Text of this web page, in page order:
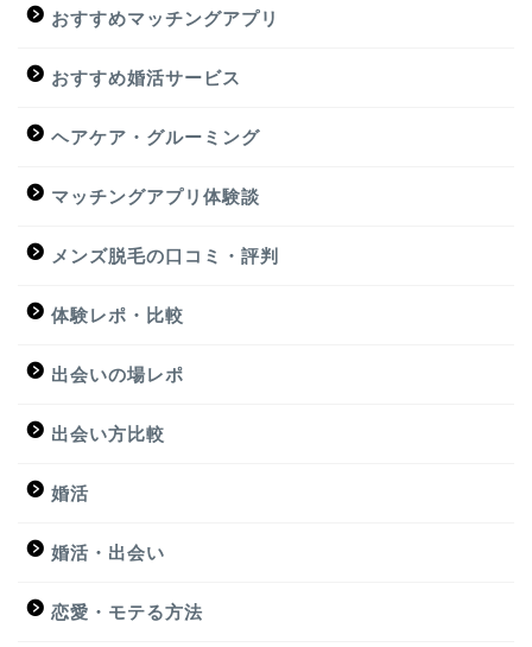
おすすめマッチングアプリ
おすすめ婚活サービス
ヘアケア・グルーミング
マッチングアプリ体験談
メンズ脱毛の口コミ・評判
体験レポ・比較
出会いの場レポ
出会い方比較
婚活
婚活・出会い
恋愛・モテる方法